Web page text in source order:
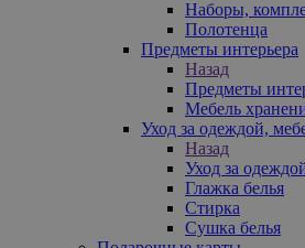
Наборы,
Полотенца
Предметы интерьера
Назад
Предметы
Мебель
Уход за одеждой,
Назад
Уход за
Глажка белья
Стирка
Сушка белья